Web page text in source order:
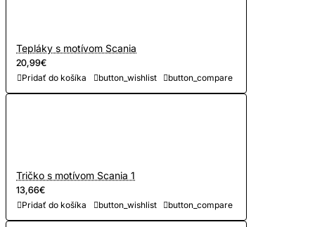
Tepláky s motívom Scania
20,99€
Pridať do košíka button_wishlist button_compare
Tričko s motívom Scania 1
13,66€
Pridať do košíka button_wishlist button_compare